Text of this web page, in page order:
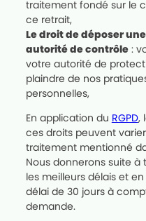
traitement fondé sur le
ce retrait,
Le droit de déposer
autorité de contrôle:
votre autorité de
plaindre de nos
personnelles,
En application du RGPD,
ces droits peuvent
traitement mentionné
Nous donnerons suite
les meilleurs délais et
délai de 30 jours à
demande.